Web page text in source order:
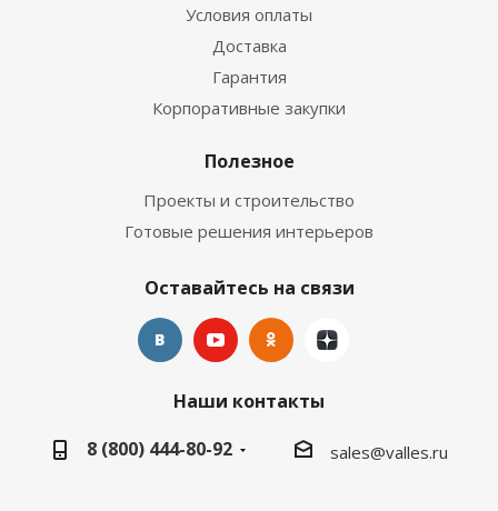
Условия оплаты
Доставка
Гарантия
Корпоративные закупки
Полезное
Проекты и строительство
Готовые решения интерьеров
Оставайтесь на связи
Наши контакты
8 (800) 444-80-92
sales@valles.ru